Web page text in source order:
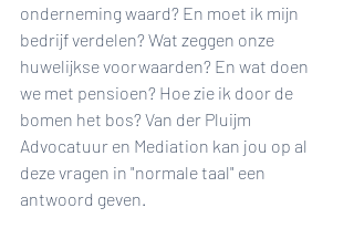
onderneming waard? En moet ik mijn
bedrijf verdelen? Wat zeggen onze
huwelijkse voorwaarden? En wat doen
we met pensioen? Hoe zie ik door de
bomen het bos? Van der Pluijm
Advocatuur en Mediation kan jou op al
deze vragen in "normale taal" een
antwoord geven.